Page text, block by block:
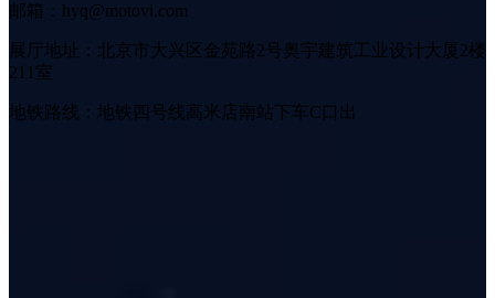
邮箱：hyq@motovi.com
展厅地址：北京市大兴区金苑路2号奥宇建筑工业设计大厦2楼
211室
地铁路线：地铁四号线高米店南站下车C口出